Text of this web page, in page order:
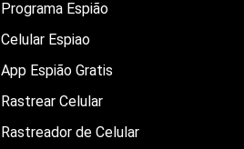
Programa Espião
Celular Espiao
App Espião Gratis
Rastrear Celular
Rastreador de Celular